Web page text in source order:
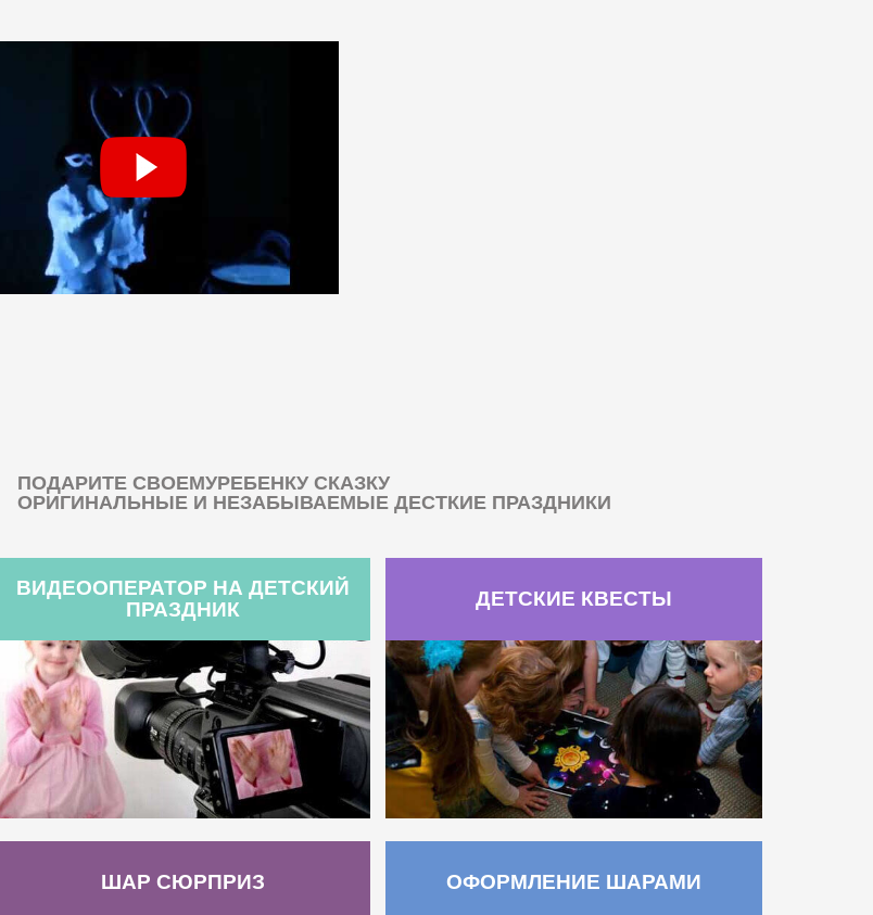
ПОДАРИТЕ СВОЕМУРЕБЕНКУ СКАЗКУ
ОРИГИНАЛЬНЫЕ И НЕЗАБЫВАЕМЫЕ ДЕСТКИЕ ПРАЗДНИКИ
ВИДЕООПЕРАТОР НА ДЕТСКИЙ
ПРАЗДНИК
ДЕТСКИЕ КВЕСТЫ
ШАР СЮРПРИЗ ОФОРМЛЕНИЕ ШАРАМИ